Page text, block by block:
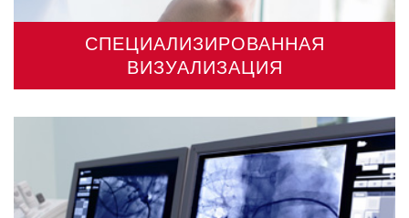
СПЕЦИАЛИЗИРОВАННАЯ
ВИЗУАЛИЗАЦИЯ